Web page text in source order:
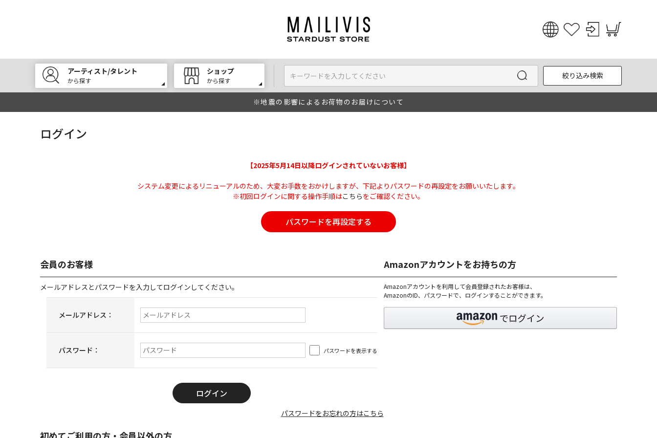
English
한국어
アーティスト/タレント
から探す
ショップ
から探す
絞り込み検索
※地震の影響によるお荷物のお届けについて
ログイン
【2025年5月14日以降ログインされていないお客様】
システム変更によるリニューアルのため、大変お手数をおかけしますが、下記よりパスワードの再設定をお願いいたします。
※初回ログインに関する操作手順はこちらをご確認ください。
パスワードを再設定する
会員のお客様
メールアドレスとパスワードを入力してログインしてください。
メールアドレス：
パスワード： パスワードを表示する
パスワードをお忘れの方はこちら
Amazonアカウントをお持ちの方
Amazonアカウントを利用して会員登録されたお客様は、
AmazonのID、パスワードで、ログインすることができます。